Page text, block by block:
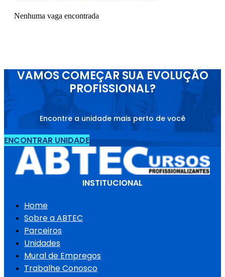
Nenhuma vaga encontrada
VAMOS COMEÇAR SUA EVOLUÇÃO
PROFISSIONAL?
Encontre a unidade mais perto de você
ENCONTRAR UNIDADE
INSTITUCIONAL
Home
Sobre a ABTEC
Parceiros
Unidades
Mural de Empregos
Trabalhe Conosco